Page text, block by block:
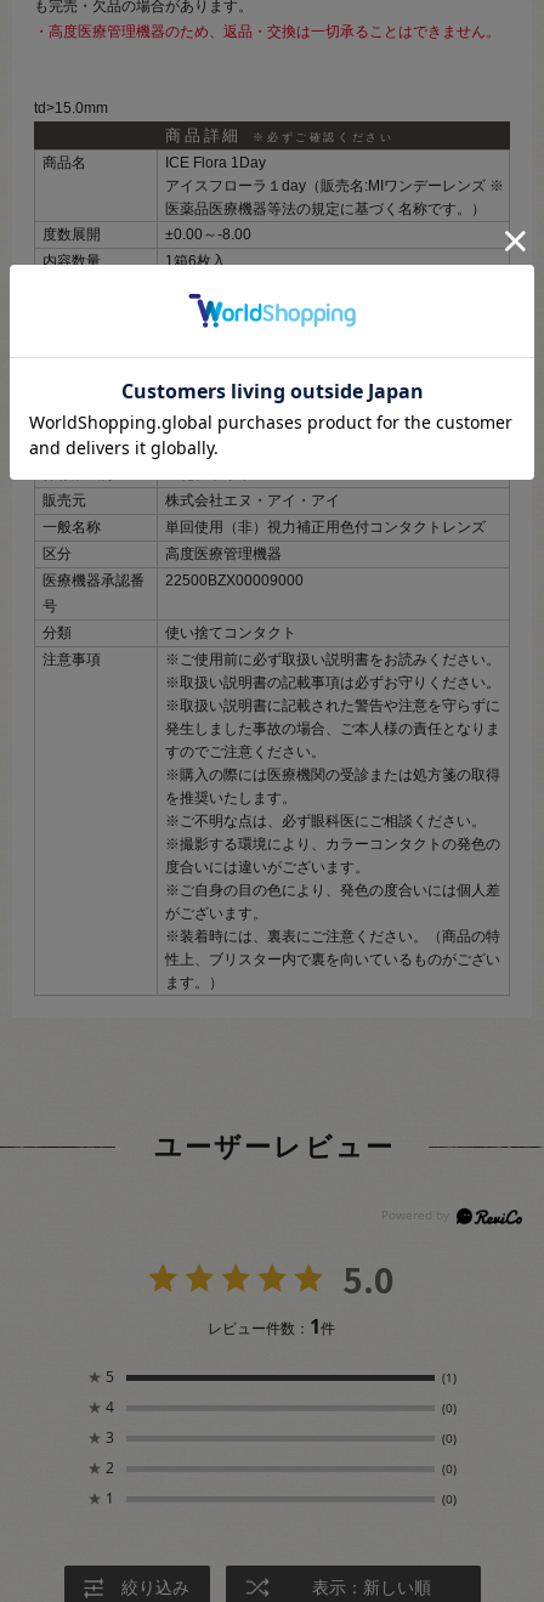
も完売・欠品の場合があります。
・高度医療管理機器のため、返品・交換は一切承ることはできません。
td>15.0mm
商品詳細 ※必ずご確認ください
商品名
ICE Flora 1Day
アイスフローラ１day（販売名:MIワンデーレンズ ※
医薬品医療機器等法の規定に基づく名称です。）
度数展開
±0.00～‐8.00
内容数量
1箱6枚入
終日装用（1Day）
DIA(レンズ直径)
着色直径
14.6mm
含水率
38.0％
販売元
株式会社エヌ・アイ・アイ
一般名称
単回使用（非）視力補正用色付コンタクトレンズ
区分
高度医療管理機器
医療機器承認番
号
22500BZX00009000
分類
使い捨てコンタクト
注意事項
※ご使用前に必ず取扱い説明書をお読みください。
※取扱い説明書の記載事項は必ずお守りください。
※取扱い説明書に記載された警告や注意を守らずに
発生しました事故の場合、ご本人様の責任となりま
すのでご注意ください。
※購入の際には医療機関の受診または処方箋の取得
を推奨いたします。
※ご不明な点は、必ず眼科医にご相談ください。
※撮影する環境により、カラーコンタクトの発色の
度合いには違いがございます。
※ご自身の目の色により、発色の度合いには個人差
がございます。
※装着時には、裏表にご注意ください。（商品の特
性上、ブリスター内で裏を向いているものがござい
ます。）
ユーザーレビュー
5.0
レビュー件数： 1件
★ 5 (1)
★ 4 (0)
★ 3 (0)
★ 2 (0)
★ 1 (0)
絞り込み 表示：新しい順